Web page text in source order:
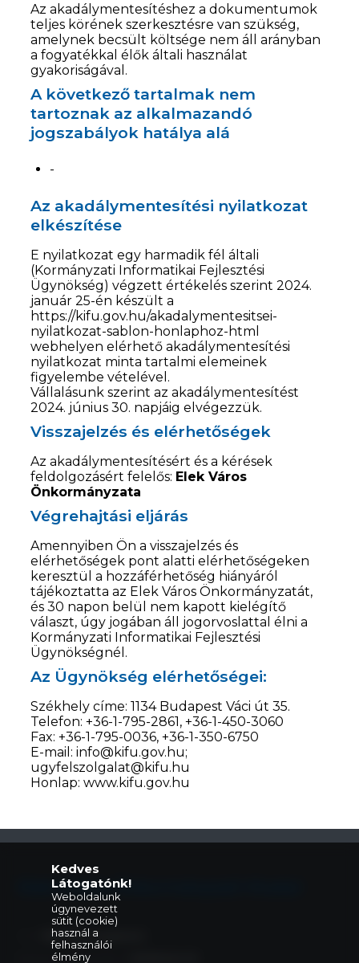
Az akadálymentesítéshez a dokumentumok
teljes körének szerkesztésre van szükség,
amelynek becsült költsége nem áll arányban
a fogyatékkal élők általi használat
gyakoriságával.
A következő tartalmak nem
tartoznak az alkalmazandó
jogszabályok hatálya alá
-
Az akadálymentesítési nyilatkozat
elkészítése
E nyilatkozat egy harmadik fél általi
(Kormányzati Informatikai Fejlesztési
Ügynökség) végzett értékelés szerint 2024.
január 25-én készült a
https://kifu.gov.hu/akadalymentesitsei-
nyilatkozat-sablon-honlaphoz-html
webhelyen elérhető akadálymentesítési
nyilatkozat minta tartalmi elemeinek
figyelembe vételével.
Vállalásunk szerint az akadálymentesítést
2024. június 30. napjáig elvégezzük.
Visszajelzés és elérhetőségek
Az akadálymentesítésért és a kérések
feldolgozásért felelős: Elek Város
Önkormányzata
Végrehajtási eljárás
Amennyiben Ön a visszajelzés és
elérhetőségek pont alatti elérhetőségeken
keresztül a hozzáférhetőség hiányáról
tájékoztatta az Elek Város Önkormányzatát,
és 30 napon belül nem kapott kielégítő
választ, úgy jogában áll jogorvoslattal élni a
Kormányzati Informatikai Fejlesztési
Ügynökségnél.
Az Ügynökség elérhetőségei:
Székhely címe: 1134 Budapest Váci út 35.
Telefon: +36-1-795-2861, +36-1-450-3060
Fax: +36-1-795-0036, +36-1-350-6750
E-mail: info@kifu.gov.hu;
ugyfelszolgalat@kifu.hu
Honlap: www.kifu.gov.hu
Eleki Közös Önkormányzati Hivatal
5742 Elek, Gyulai út 2.
Központi telefonszám:
Kedves
Látogatónk!
Weboldalunk
úgynevezett
sütit (cookie)
használ a
felhasználói
élmény